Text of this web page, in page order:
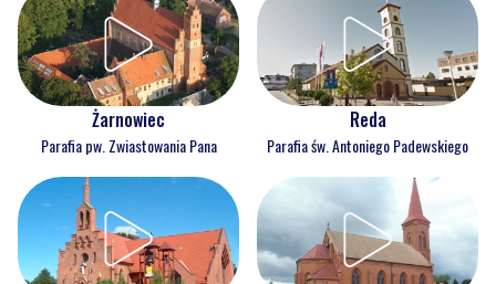
Żarnowiec
Parafia pw. Zwiastowania Pana
Reda
Parafia św. Antoniego Padewskiego